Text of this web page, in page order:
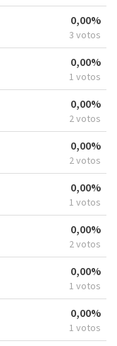
0,00%
3 votos
0,00%
1 votos
0,00%
2 votos
0,00%
2 votos
0,00%
1 votos
0,00%
2 votos
0,00%
1 votos
0,00%
1 votos